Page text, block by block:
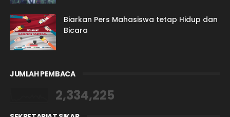
Biarkan Pers Mahasiswa tetap Hidup dan
Bicara
JUMLAH PEMBACA
2,334,225